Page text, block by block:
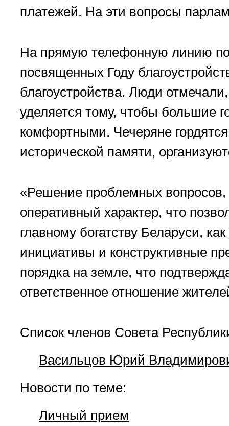
платежей. На эти вопросы
На прямую телефонную линию
посвященных Году
благоустройства. Люди
уделяется тому, чтобы большие
комфортными. Чечеряне
исторической памяти,
«Решение проблемных
оперативный характер, что
главному богатству Беларуси,
инициативы и конструктивные
порядка на земле, что
ответственное отношение
Список членов Совета
Васильцов Юрий
Новости по теме:
Личный прием